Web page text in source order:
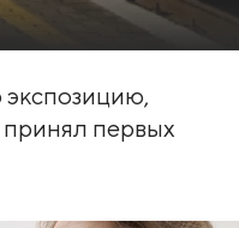
первых